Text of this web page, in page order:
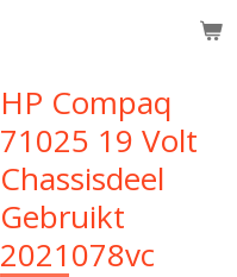
HP Compaq
71025 19 Volt
Chassisdeel
Gebruikt
2021078vc